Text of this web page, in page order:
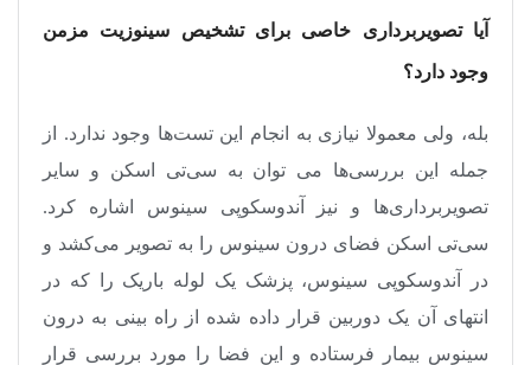
آیا تصویربرداری خاصی برای تشخیص سینوزیت مزمن
وجود دارد؟
بله، ولی معمولا نیازی به انجام این تست‌ها وجود ندارد. از
جمله این بررسی‌ها می توان به سی‌تی اسکن و سایر
تصویربرداری‌ها و نیز آندوسکوپی سینوس اشاره کرد.
سی‌تی اسکن فضای درون سینوس را به تصویر می‌کشد و
در آندوسکوپی سینوس، پزشک یک لوله باریک را که در
انتهای آن یک دوربین قرار داده شده از راه بینی به درون
سینوس بیمار فرستاده و این فضا را مورد بررسی قرار